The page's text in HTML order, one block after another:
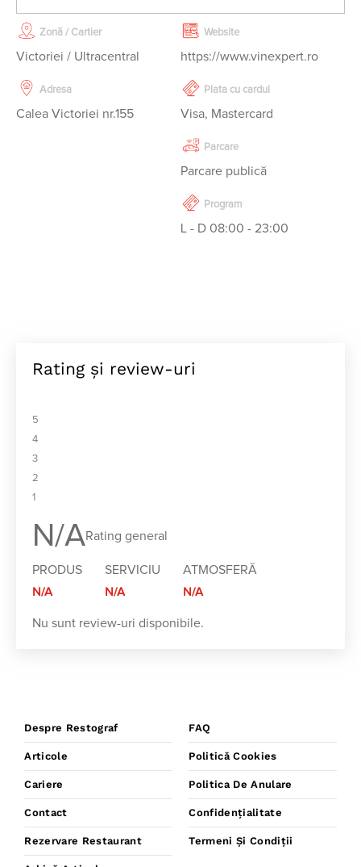
Zonă / Cartier
Victoriei / Ultracentral
Adresa
Calea Victoriei nr.155
Website
https://www.vinexpert.ro
Plata cu cardul
Visa, Mastercard
Parcare
Parcare publică
Program
L - D 08:00 - 23:00
Rating și review-uri
5
4
3
2
1
N/ARating general
PRODUS
N/A
SERVICIU
N/A
ATMOSFERĂ
N/A
Nu sunt review-uri disponibile.
Despre Restograf
Articole
Cariere
Contact
Rezervare Restaurant
FAQ
Politică Cookies
Politica De Anulare
Confidențialitate
Termeni Și Condiții